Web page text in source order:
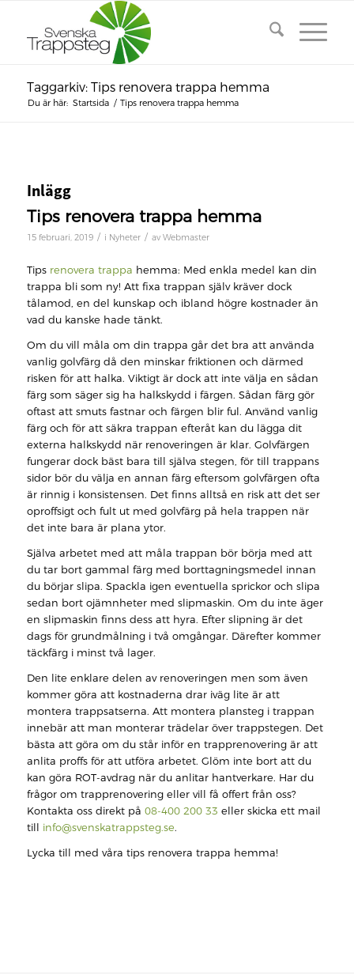
Taggarkiv: Tips renovera trappa hemma
Du är här: Startsida / Tips renovera trappa hemma
Inlägg
Tips renovera trappa hemma
15 februari, 2019 / i Nyheter / av Webmaster
Tips renovera trappa hemma: Med enkla medel kan din
trappa bli som ny! Att fixa trappan själv kräver dock
tålamod, en del kunskap och ibland högre kostnader än
vad du kanske hade tänkt.
Om du vill måla om din trappa går det bra att använda
vanlig golvfärg då den minskar friktionen och därmed
risken för att halka. Viktigt är dock att inte välja en sådan
färg som säger sig ha halkskydd i färgen. Sådan färg gör
oftast att smuts fastnar och färgen blir ful. Använd vanlig
färg och för att säkra trappan efteråt kan du lägga dit
externa halkskydd när renoveringen är klar. Golvfärgen
fungerar dock bäst bara till själva stegen, för till trappans
sidor bör du välja en annan färg eftersom golvfärgen ofta
är rinnig i konsistensen. Det finns alltså en risk att det ser
oproffsigt och fult ut med golvfärg på hela trappen när
det inte bara är plana ytor.
Själva arbetet med att måla trappan bör börja med att
du tar bort gammal färg med borttagningsmedel innan
du börjar slipa. Spackla igen eventuella sprickor och slipa
sedan bort ojämnheter med slipmaskin. Om du inte äger
en slipmaskin finns dess att hyra. Efter slipning är det
dags för grundmålning i två omgångar. Därefter kommer
täckfärg i minst två lager.
Den lite enklare delen av renoveringen men som även
kommer göra att kostnaderna drar iväg lite är att
montera trappsatserna. Att montera plansteg i trappan
innebär att man monterar trädelar över trappstegen. Det
bästa att göra om du står inför en trapprenovering är att
anlita proffs för att utföra arbetet. Glöm inte bort att du
kan göra ROT-avdrag när du anlitar hantverkare. Har du
frågor om trapprenovering eller vill få offert från oss?
Kontakta oss direkt på 08-400 200 33 eller skicka ett mail
till info@svenskatrappsteg.se.
Lycka till med våra tips renovera trappa hemma!